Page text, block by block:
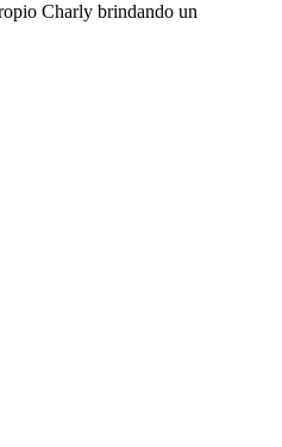
Charly brindando un